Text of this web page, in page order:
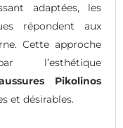
adaptées, les
répondent aux
Cette approche
l’esthétique
Pikolinos
et désirables.